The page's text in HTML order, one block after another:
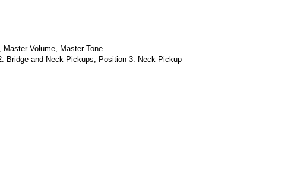
Volume, Master Tone
Bridge and Neck Pickups, Position 3. Neck Pickup